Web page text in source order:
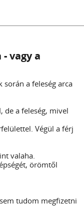
vagy a
során a feleség arca
de a feleség, mivel
Végül a férj
valaha.
örömtől
tudom megfizetni